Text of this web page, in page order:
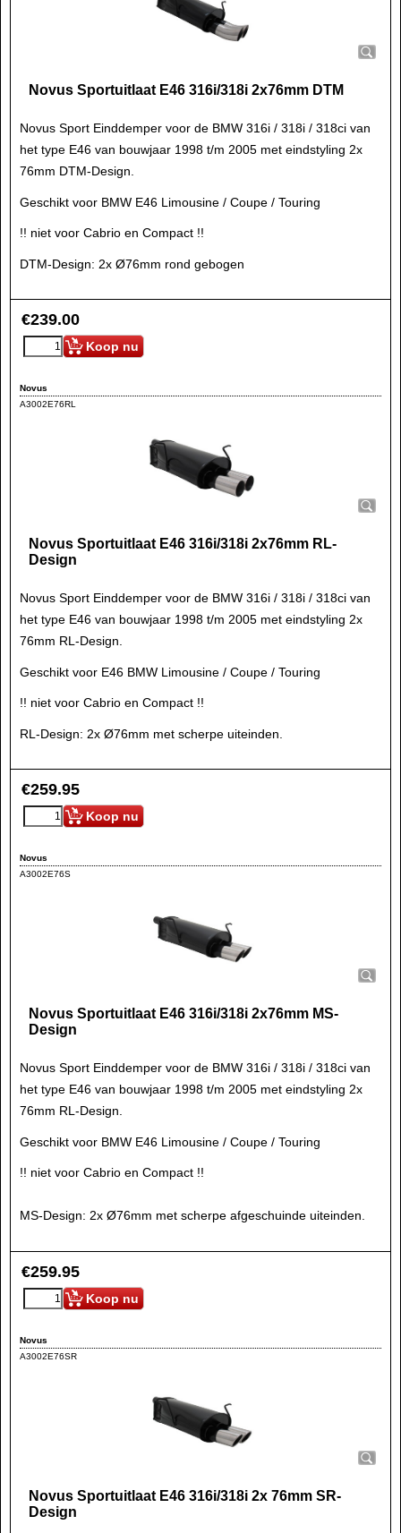
Novus Sportuitlaat E46 316i/318i 2x76mm DTM
Novus Sport Einddemper voor de BMW 316i / 318i / 318ci van
het type E46 van bouwjaar 1998 t/m 2005 met eindstyling 2x
76mm DTM-Design.
Geschikt voor BMW E46 Limousine / Coupe / Touring
!! niet voor Cabrio en Compact !!
DTM-Design: 2x Ø76mm rond gebogen
€239.00
Koop nu
Novus
A3002E76RL
Novus Sportuitlaat E46 316i/318i 2x76mm RL-
Design
Novus Sport Einddemper voor de BMW 316i / 318i / 318ci van
het type E46 van bouwjaar 1998 t/m 2005 met eindstyling 2x
76mm RL-Design.
Geschikt voor E46 BMW Limousine / Coupe / Touring
!! niet voor Cabrio en Compact !!
RL-Design: 2x Ø76mm met scherpe uiteinden.
€259.95
Koop nu
Novus
A3002E76S
Novus Sportuitlaat E46 316i/318i 2x76mm MS-
Design
Novus Sport Einddemper voor de BMW 316i / 318i / 318ci van
het type E46 van bouwjaar 1998 t/m 2005 met eindstyling 2x
76mm RL-Design.
Geschikt voor BMW E46 Limousine / Coupe / Touring
!! niet voor Cabrio en Compact !!
MS-Design: 2x Ø76mm met scherpe afgeschuinde uiteinden.
€259.95
Koop nu
Novus
A3002E76SR
Novus Sportuitlaat E46 316i/318i 2x 76mm SR-
Design